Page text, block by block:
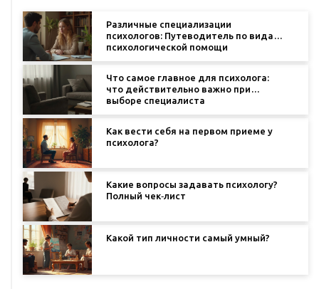
Различные специализации
психологов: Путеводитель по видам
психологической помощи
Что самое главное для психолога:
что действительно важно при
выборе специалиста
Как вести себя на первом приеме у
психолога?
Какие вопросы задавать психологу?
Полный чек‑лист
Какой тип личности самый умный?